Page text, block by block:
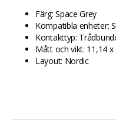
Färg: Space Grey
Kompatibla enheter:
Kontakttyp:
Mått och vikt: 11,14
Layout: Nordic